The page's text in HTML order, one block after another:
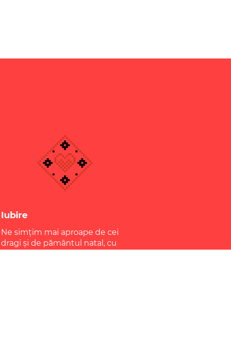
Iubire
Ne simțim mai aproape de cei
dragi și de pământul natal, cu